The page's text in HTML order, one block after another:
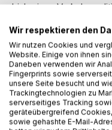
bisherigen
neuen Sichtweise
ihre Erkenntnisse über
Systeme ermöglichen
Charakters des
sodann eine
abgeleitet.
1.Einleitung1
Wir respektieren den
Wir nutzen Cookies und
Website. Einige von ihnen
Daneben verwenden wir
Fingerprints sowie
unsere Seite besucht und
Trackingtechnologien zu
serverseitiges Tracking
geräteübergreifend
sowie gehashte E-Mail-